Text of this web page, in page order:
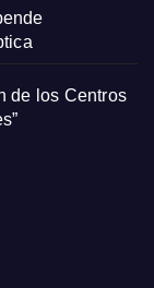
de los Centros